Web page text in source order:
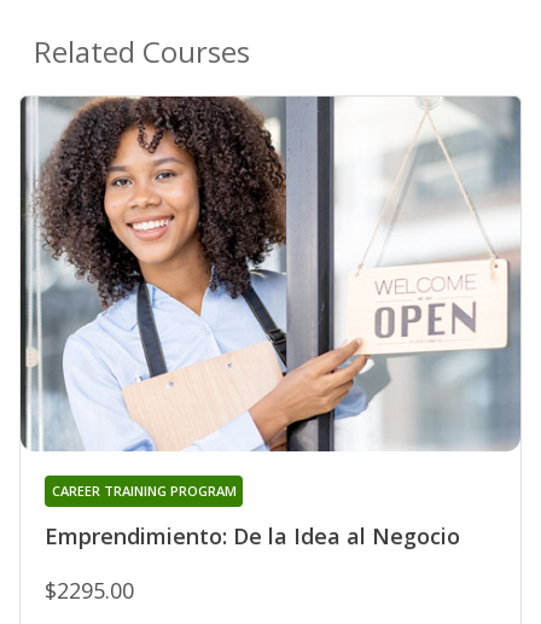
Related Courses
Emprendimiento: De la Idea al Negocio
CAREER TRAINING PROGRAM
$2295.00